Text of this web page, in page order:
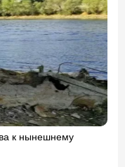
к нынешнему